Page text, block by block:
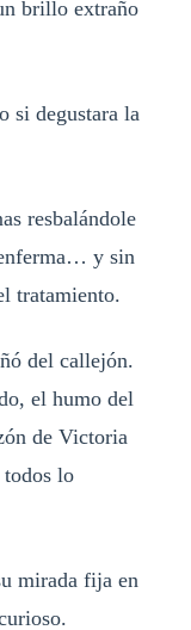
brillo extraño
degustara la
resbalándole
y sin
tratamiento.
del callejón.
el humo del
de Victoria
lo
mirada fija en